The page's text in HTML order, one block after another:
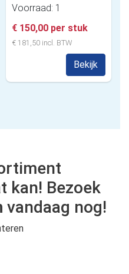
Voorraad: 1
€ 150,00 per stuk
€ 181,50 incl. BTW
Bekijk
kan! Bezoek
vandaag nog!